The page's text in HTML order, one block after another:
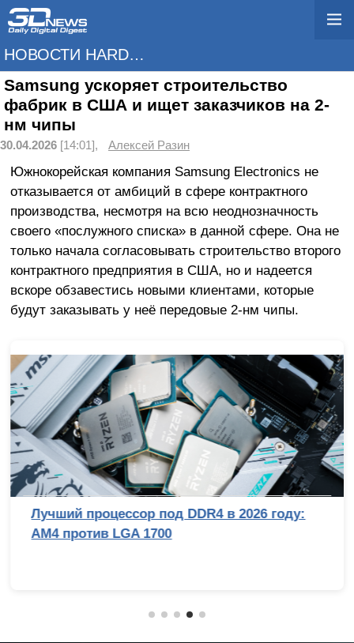
НОВОСТИ HARDWARE
Samsung ускоряет строительство
фабрик в США и ищет заказчиков на 2-
нм чипы
30.04.2026 [14:01], Алексей Разин
Южнокорейская компания Samsung Electronics не
отказывается от амбиций в сфере контрактного
производства, несмотря на всю неоднозначность
своего «послужного списка» в данной сфере. Она не
только начала согласовывать строительство второго
контрактного предприятия в США, но и надеется
вскоре обзавестись новыми клиентами, которые
будут заказывать у неё передовые 2-нм чипы.
Лучший процессор под DDR4 в 2026 году:
AM4 против LGA 1700